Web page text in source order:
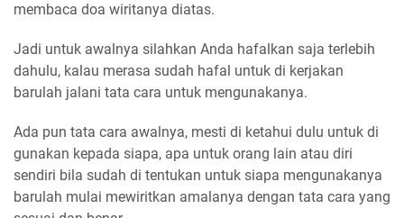
membaca doa wiritanya diatas.
Jadi untuk awalnya silahkan Anda hafalkan saja terlebih
dahulu, kalau merasa sudah hafal untuk di kerjakan
barulah jalani tata cara untuk mengunakanya.
Ada pun tata cara awalnya, mesti di ketahui dulu untuk di
gunakan kepada siapa, apa untuk orang lain atau diri
sendiri bila sudah di tentukan untuk siapa mengunakanya
barulah mulai mewiritkan amalanya dengan tata cara yang